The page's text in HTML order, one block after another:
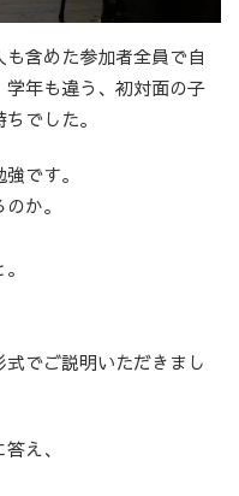
含めた参加者全員で自
年も違う、初対面の子
でした。
です。
か。
でご説明いただきまし
え、